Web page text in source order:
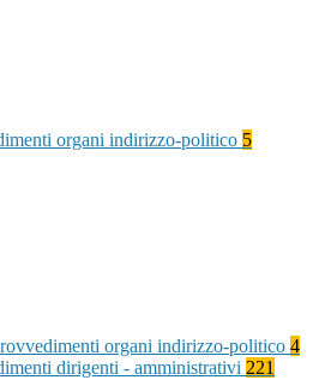
organi indirizzo-politico 5
organi indirizzo-politico 4
dirigenti - amministrativi 221